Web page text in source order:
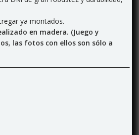
ya montados.
en madera. (Juego y
las fotos con ellos son sólo a